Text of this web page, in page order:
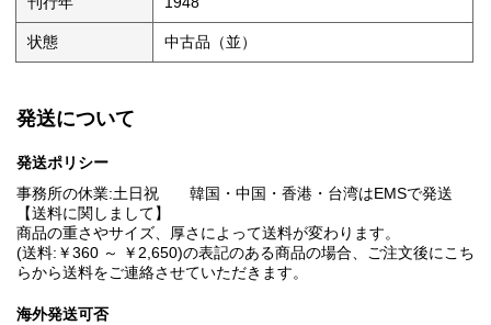
状態 中古品（並）
発送について
発送ポリシー
事務所の休業:土日祝 韓国・中国・香港・台湾はEMSで発送
【送料に関しまして】
商品の重さやサイズ、厚さによって送料が変わります。
(送料:￥360 ～ ￥2,650)の表記のある商品の場合、ご注文後にこち
らから送料をご連絡させていただきます。
海外発送可否